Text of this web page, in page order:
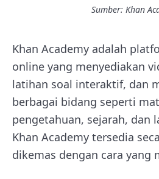
Sumber: Khan
Khan Academy adalah
online yang menyediakan
latihan soal interaktif, dan
berbagai bidang seperti
pengetahuan, sejarah, dan
Khan Academy tersedia
dikemas dengan cara yang